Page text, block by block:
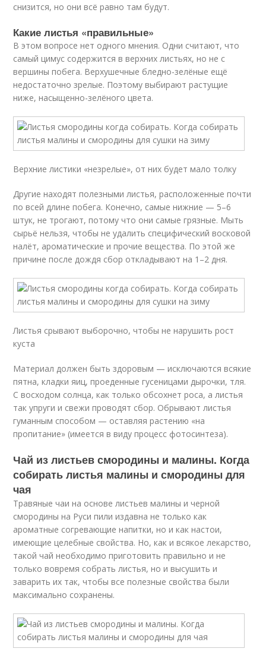
снизится, но они всё равно там будут.
Какие листья «правильные»
В этом вопросе нет одного мнения. Одни считают, что
самый цимус содержится в верхних листьях, но не с
вершины побега. Верхушечные бледно-зелёные ещё
недостаточно зрелые. Поэтому выбирают растущие
ниже, насыщенно-зелёного цвета.
Верхние листики «незрелые», от них будет мало толку
Другие находят полезными листья, расположенные почти
по всей длине побега. Конечно, самые нижние — 5–6
штук, не трогают, потому что они самые грязные. Мыть
сырьё нельзя, чтобы не удалить специфический восковой
налёт, ароматические и прочие вещества. По этой же
причине после дождя сбор откладывают на 1–2 дня.
Листья срывают выборочно, чтобы не нарушить рост
куста
Материал должен быть здоровым — исключаются всякие
пятна, кладки яиц, проеденные гусеницами дырочки, тля.
С восходом солнца, как только обсохнет роса, а листья
так упруги и свежи проводят сбор. Обрывают листья
гуманным способом — оставляя растению «на
пропитание» (имеется в виду процесс фотосинтеза).
Чай из листьев смородины и малины. Когда
собирать листья малины и смородины для
чая
Травяные чаи на основе листьев малины и черной
смородины на Руси пили издавна не только как
ароматные согревающие напитки, но и как настои,
имеющие целебные свойства. Но, как и всякое лекарство,
такой чай необходимо приготовить правильно и не
только вовремя собрать листья, но и высушить и
заварить их так, чтобы все полезные свойства были
максимально сохранены.